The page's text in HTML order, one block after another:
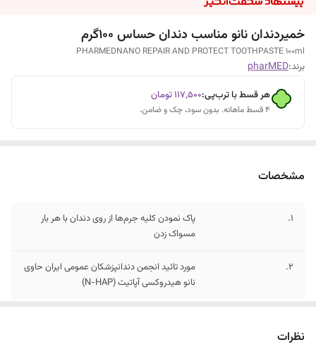
خمیردندان نانو مناسب دندان حساس 100گرم
PHARMEDNANO REPAIR AND PROTECT TOOTHPASTE 100ml
برند:pharMED
هر قسط با ترب‌پی:۱۱۷٬۵۰۰تومان
۴ قسط ماهانه. بدون سود، چک و ضامن.
مشخصات
1.
پاک نمودن کلیه جرم‌ها از روی دندان با هر بار
مسواک زدن
2.
مورد تائید انجمن دندانپزشکان عمومی ایران حاوی
نانو هیدروکسی آپاتیت (N-HAP)
نظرات